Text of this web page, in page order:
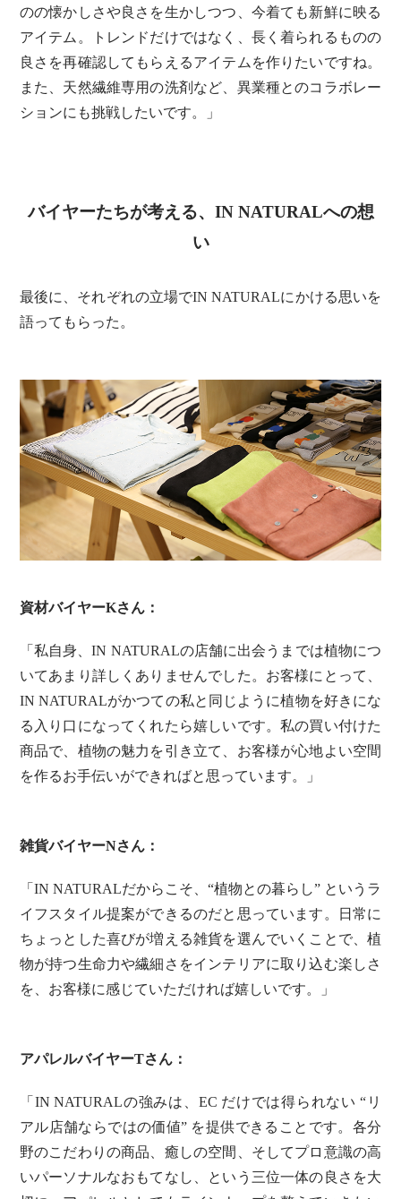
のの懐かしさや良さを生かしつつ、今着ても新鮮に映る
アイテム。トレンドだけではなく、長く着られるものの
良さを再確認してもらえるアイテムを作りたいですね。
また、天然繊維専用の洗剤など、異業種とのコラボレー
ションにも挑戦したいです。」
バイヤーたちが考える、IN NATURALへの想
い
最後に、それぞれの立場でIN NATURALにかける思いを
語ってもらった。
資材バイヤーKさん：
「私自身、IN NATURALの店舗に出会うまでは植物につ
いてあまり詳しくありませんでした。お客様にとって、
IN NATURALがかつての私と同じように植物を好きにな
る入り口になってくれたら嬉しいです。私の買い付けた
商品で、植物の魅力を引き立て、お客様が心地よい空間
を作るお手伝いができればと思っています。」
雑貨バイヤーNさん：
「IN NATURALだからこそ、“植物との暮らし” というラ
イフスタイル提案ができるのだと思っています。日常に
ちょっとした喜びが増える雑貨を選んでいくことで、植
物が持つ生命力や繊細さをインテリアに取り込む楽しさ
を、お客様に感じていただければ嬉しいです。」
アパレルバイヤーTさん：
「IN NATURALの強みは、EC だけでは得られない “リ
アル店舗ならではの価値” を提供できることです。各分
野のこだわりの商品、癒しの空間、そしてプロ意識の高
いパーソナルなおもてなし、という三位一体の良さを大